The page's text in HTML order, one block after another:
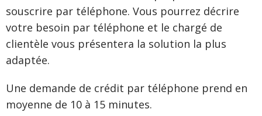
souscrire par téléphone. Vous pourrez décrire
votre besoin par téléphone et le chargé de
clientèle vous présentera la solution la plus
adaptée.
Une demande de crédit par téléphone prend en
moyenne de 10 à 15 minutes.